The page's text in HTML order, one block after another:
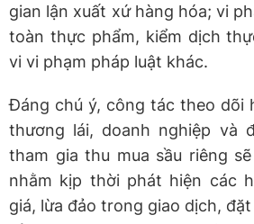
gian lận xuất xứ hàng hóa; vi
toàn thực phẩm, kiểm dịch
vi vi phạm pháp luật khác.
Đáng chú ý, công tác theo dõi
thương lái, doanh nghiệp và
tham gia thu mua sầu riêng
nhằm kịp thời phát hiện các
giá, lừa đảo trong giao dịch,